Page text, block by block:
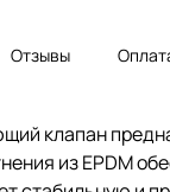
Отзывы
клапан
из EPDM